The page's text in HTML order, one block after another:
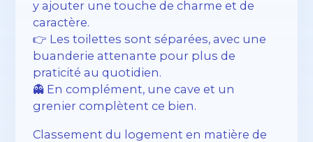
y ajouter une touche de charme et de
caractère.
👉 Les toilettes sont séparées, avec une
buanderie attenante pour plus de
praticité au quotidien.
👻 En complément, une cave et un
grenier complètent ce bien.
Classement du logement en matière de